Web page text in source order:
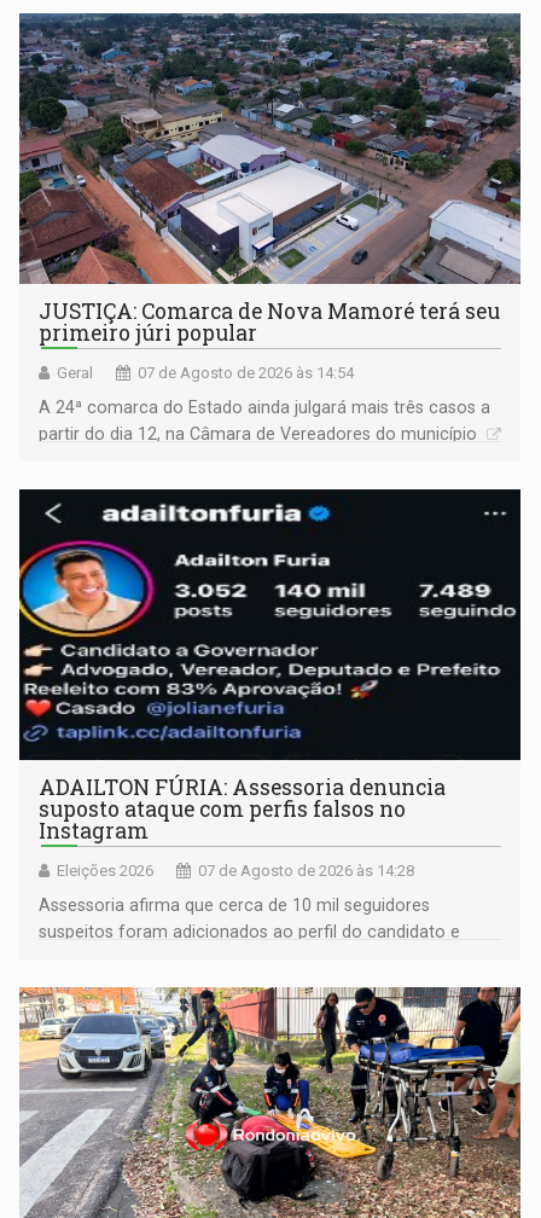
JUSTIÇA: Comarca de Nova Mamoré terá seu
primeiro júri popular
Geral 07 de Agosto de 2026 às 14:54
A 24ª comarca do Estado ainda julgará mais três casos a
partir do dia 12, na Câmara de Vereadores do município
ADAILTON FÚRIA: Assessoria denuncia
suposto ataque com perfis falsos no
Instagram
Eleições 2026 07 de Agosto de 2026 às 14:28
Assessoria afirma que cerca de 10 mil seguidores
suspeitos foram adicionados ao perfil do candidato e
remover as contas